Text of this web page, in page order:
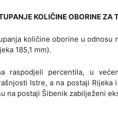
KOLIČINE OBORINE ZA
količine oborine u odnosu
185,1 mm).
raspodjeli percentila, u
Istre, a na postaji
na postaji Šibenik zabilježeni